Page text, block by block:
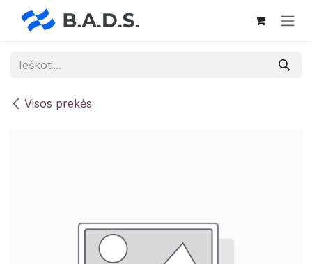
Skip to Content
Visos prekės